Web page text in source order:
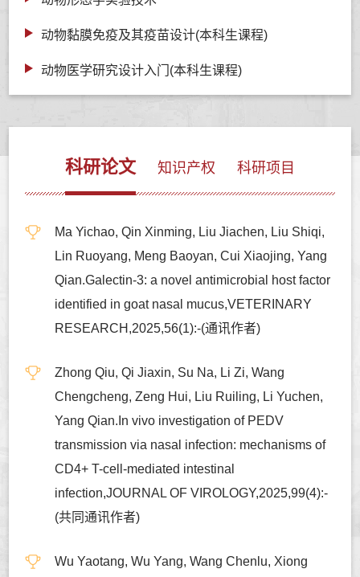
动物黏膜免疫及其疫苗设计(本科生课程)
动物医学研究设计入门(本科生课程)
科研论文 知识产权 科研项目
Ma Yichao, Qin Xinming, Liu Jiachen, Liu Shiqi,
Lin Ruoyang, Meng Baoyan, Cui Xiaojing, Yang
Qian.Galectin-3: a novel antimicrobial host factor
identified in goat nasal mucus,VETERINARY
RESEARCH,2025,56(1):-(通讯作者)
Zhong Qiu, Qi Jiaxin, Su Na, Li Zi, Wang
Chengcheng, Zeng Hui, Liu Ruiling, Li Yuchen,
Yang Qian.In vivo investigation of PEDV
transmission via nasal infection: mechanisms of
CD4+ T-cell-mediated intestinal
infection,JOURNAL OF VIROLOGY,2025,99(4):-
(共同通讯作者)
Wu Yaotang, Wu Yang, Wang Chenlu, Xiong